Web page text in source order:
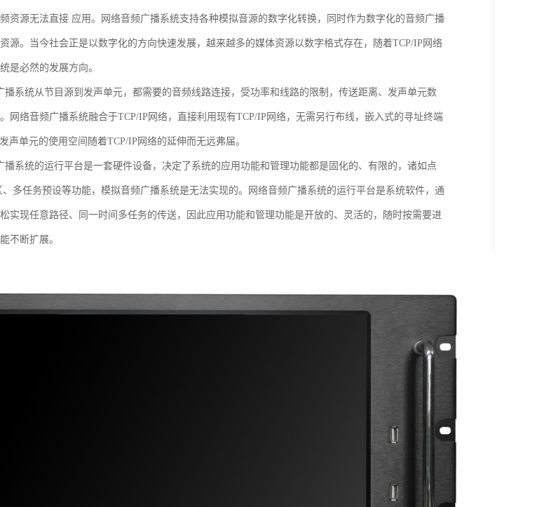
资源无法直接 应用。网络音频广播系统支持各种模拟音源的数字化转换，同时作为数字化的音频广播
源。当今社会正是以数字化的方向快速发展，越来越多的媒体资源以数字格式存在，随着TCP/IP网络
是必然的发展方向。
播系统从节目源到发声单元，都需要的音频线路连接，受功率和线路的限制，传送距离、发声单元数
网络音频广播系统融合于TCP/IP网络，直接利用现有TCP/IP网络，无需另行布线，嵌入式的寻址终端
声单元的使用空间随着TCP/IP网络的延伸而无远弗届。
播系统的运行平台是一套硬件设备，决定了系统的应用功能和管理功能都是固化的、有限的，诸如点
多任务预设等功能，模拟音频广播系统是无法实现的。网络音频广播系统的运行平台是系统软件，通
实现任意路径、同一时间多任务的传送，因此应用功能和管理功能是开放的、灵活的，随时按需要进
不断扩展。